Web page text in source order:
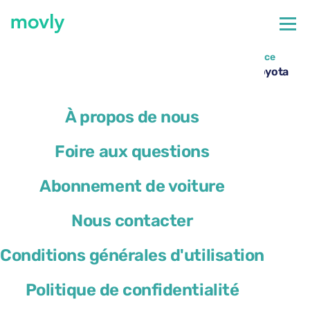
À propos de nous
Foire aux questions
Abonnement de voiture
Nous contacter
Conditions générales d'utilisation
Politique de confidentialité
Toutes les voitures disponibles à l’aéroport de Florence
Location de voiture à l’aéroport de Florence – Toyota